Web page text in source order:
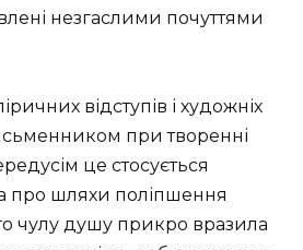
незгаслими почуттями
відступів і художніх
при творенні
це стосується
про шляхи поліпшення
чулу душу прикро вразила